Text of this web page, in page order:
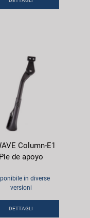
Column-E1
Pie de apoyo
in diverse
versioni
DETTAGLI